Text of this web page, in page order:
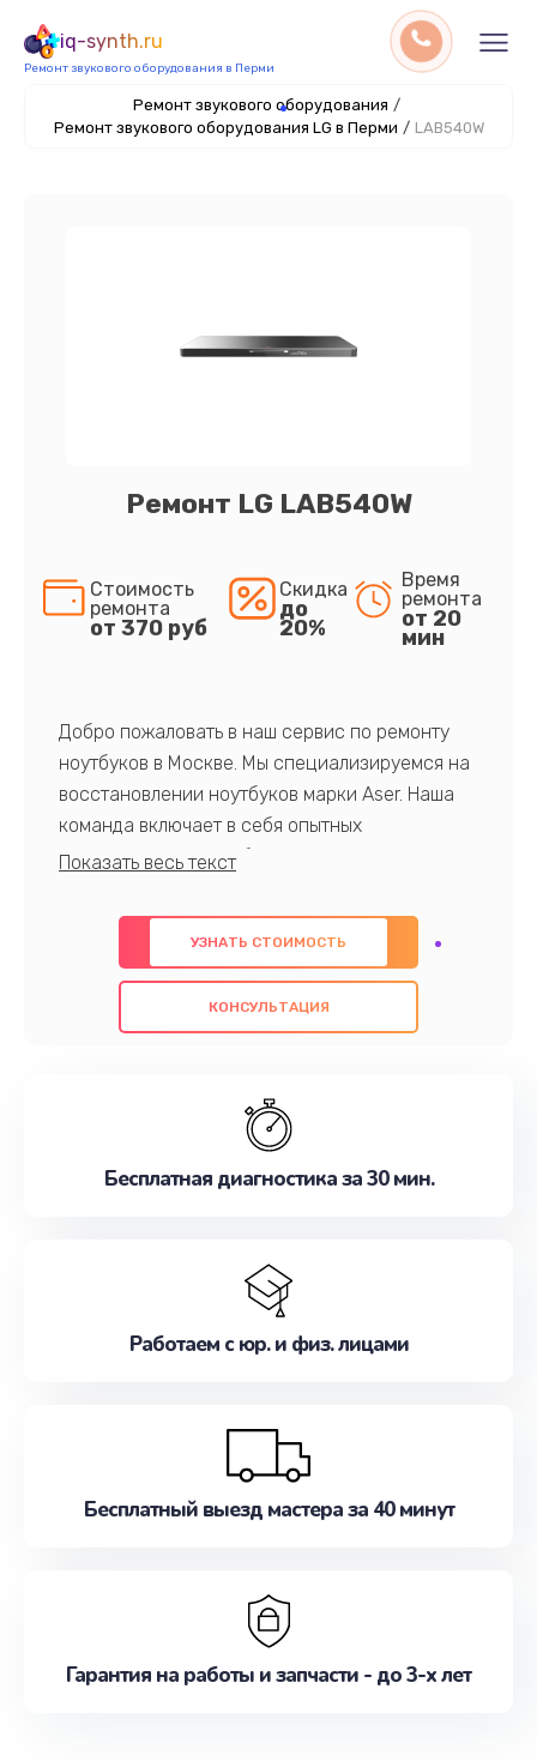
iq-synth.ru
Ремонт звукового оборудования в Перми
Ремонт звукового оборудования /
Ремонт звукового оборудования LG в Перми / LAB540W
Ремонт LG LAB540W
Стоимость
ремонта
от 370 руб
Скидка
до
20%
Время
ремонта
от 20
мин
Добро пожаловать в наш сервис по ремонту
ноутбуков в Москве. Мы специализируемся на
восстановлении ноутбуков марки Aser. Наша
команда включает в себя опытных
профессионалов с обширными знаниями и
предлагаем быстрый и качественный ремонт с
использованием оригинальных компонентов, а
также гарантируем качество всех
проведенных работ. Наша цель - предоставить
наилучшим образом. Не медлите записаться на
УЗНАТЬ СТОИМОСТЬ
КОНСУЛЬТАЦИЯ
Бесплатная диагностика за 30 мин.
Работаем с юр. и физ. лицами
Бесплатный выезд мастера за 40 минут
Гарантия на работы и запчасти - до 3-х лет